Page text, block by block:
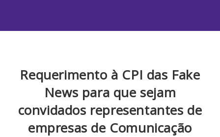
Requerimento à CPI das Fake
News para que sejam
convidados representantes de
empresas de Comunicação